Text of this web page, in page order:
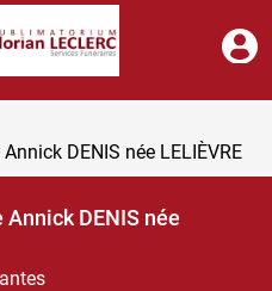
DENIS née LELIÈVRE
DENIS née